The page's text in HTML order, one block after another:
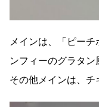
メインは、「ピー
ンフィーのグラタン
その他メインは、チ